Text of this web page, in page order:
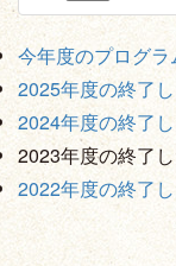
今年度のプログラ
2025年度の終了
2024年度の終了
2023年度の終了
2022年度の終了